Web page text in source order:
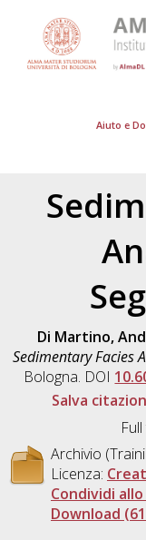
Aiuto e
Di Martino,
Sedimentary Facies
Bologna. DOI
Salva
Archivio
Licenza:
Condividi allo
Download